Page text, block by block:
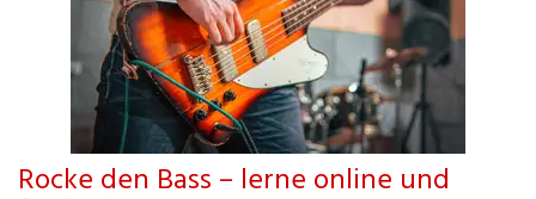
Rocke den Bass – lerne online und